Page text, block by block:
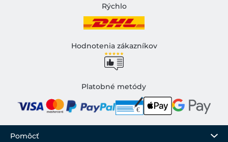
Rýchlo
Hodnotenia zákazníkov
Platobné metódy
Pomôcť